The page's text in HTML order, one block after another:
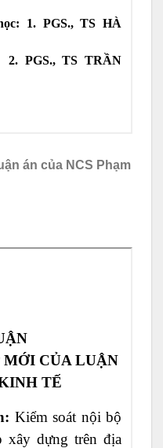
án của NCS Phạm